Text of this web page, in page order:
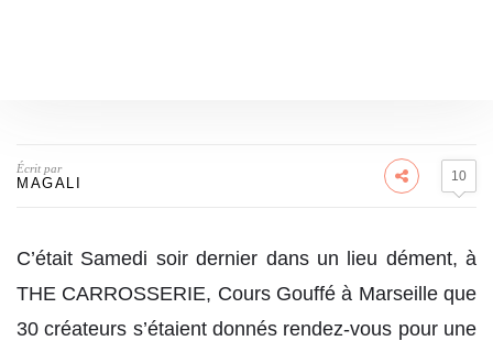
Écrit par
MAGALI 10
C’était Samedi soir dernier dans un lieu dément, à
THE CARROSSERIE, Cours Gouffé à Marseille que
30 créateurs s’étaient donnés rendez-vous pour une